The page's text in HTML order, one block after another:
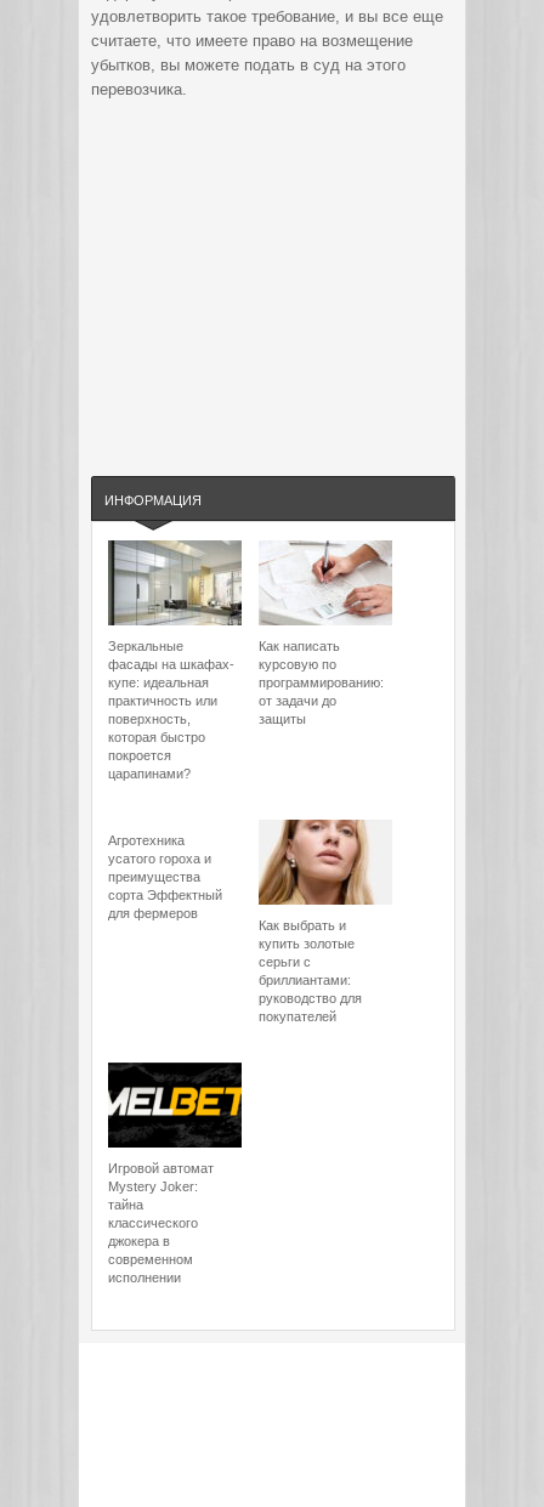
удовлетворить такое требование, и вы все еще
считаете, что имеете право на возмещение
убытков, вы можете подать в суд на этого
перевозчика.
ИНФОРМАЦИЯ
Зеркальные
фасады на шкафах-
купе: идеальная
практичность или
поверхность,
которая быстро
покроется
царапинами?
Как написать
курсовую по
программированию:
от задачи до
защиты
Агротехника
усатого гороха и
преимущества
сорта Эффектный
для фермеров
Как выбрать и
купить золотые
серьги с
бриллиантами:
руководство для
покупателей
Игровой автомат
Mystery Joker:
тайна
классического
джокера в
современном
исполнении